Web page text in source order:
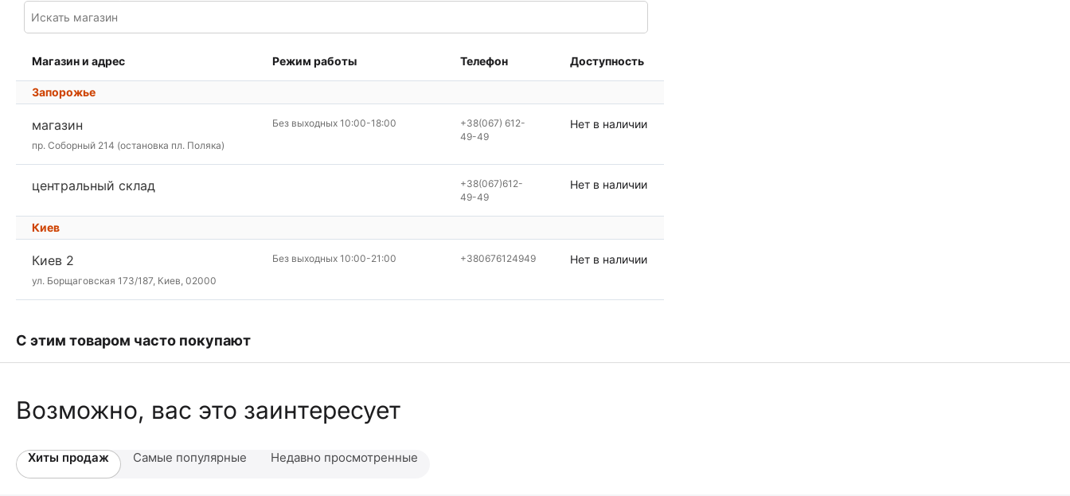
Магазин и адрес Режим работы Телефон Доступность
Запорожье
магазин
пр. Соборный 214 (остановка пл. Поляка)
Без выходных 10:00-18:00
+38(067) 612-
49-49
Нет в наличии
центральный склад
+38(067)612-
49-49
Нет в наличии
Киев
Киев 2
ул. Борщаговская 173/187, Киев, 02000
Без выходных 10:00-21:00 +380676124949 Нет в наличии
С этим товаром часто покупают
Возможно, вас это заинтересует
Хиты продаж Самые популярные Недавно просмотренные